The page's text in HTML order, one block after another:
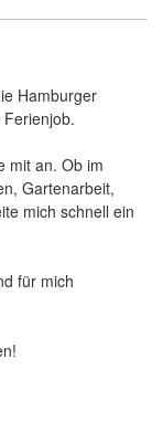
Hamburger
mit an. Ob im
Gartenarbeit,
mich schnell ein
für mich